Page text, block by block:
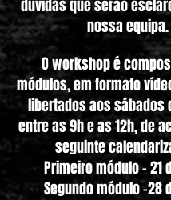
dúvidas que serão
nossa equipa.
O workshop é
módulos, em formato
libertados aos sábados
entre as 9h e as 12h, de
seguinte
Primeiro módulo - 21
Segundo módulo -28